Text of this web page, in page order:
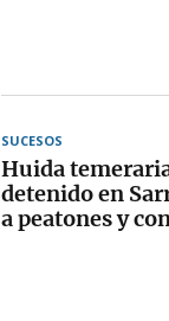
SUCESOS
Huida
detenido en
a peatones y